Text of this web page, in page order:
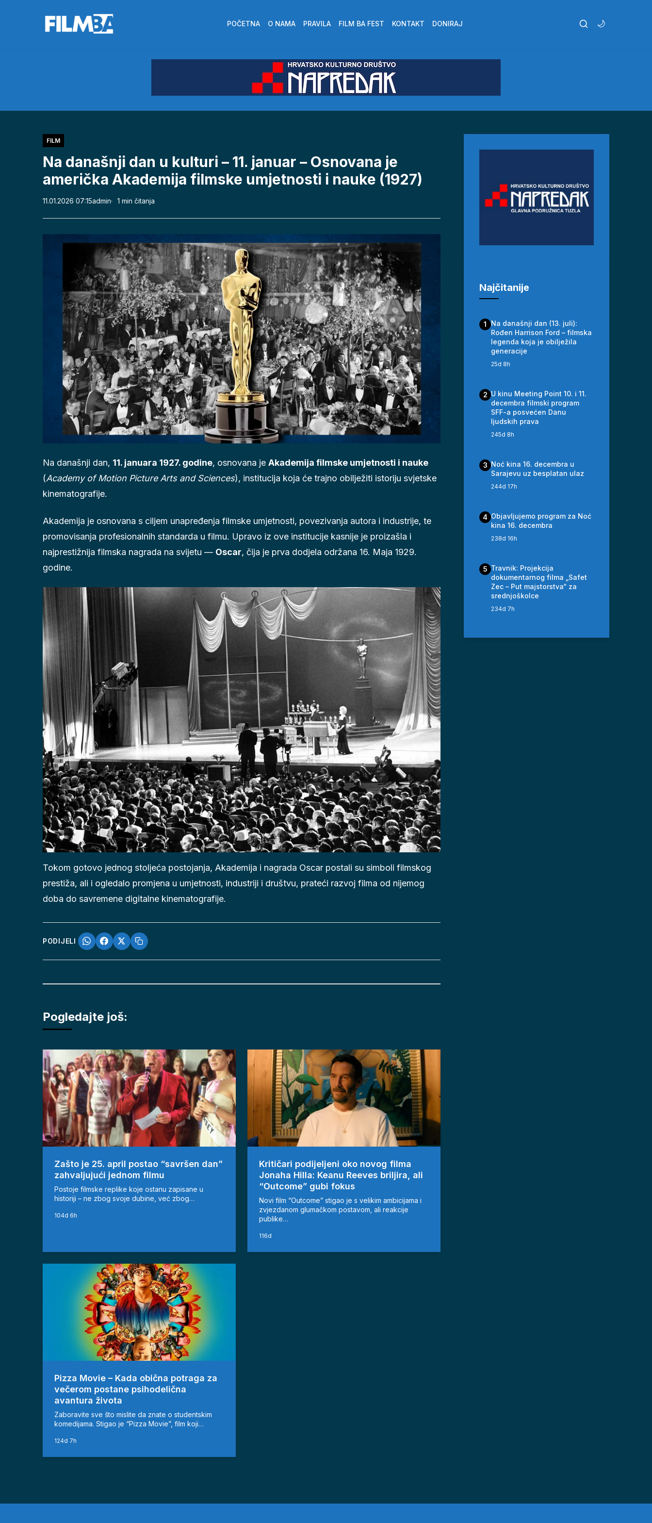
POČETNA O NAMA PRAVILA FILM BA FEST KONTAKT DONIRAJ 🌙
FILM
Na današnji dan u kulturi – 11. januar – Osnovana je
američka Akademija filmske umjetnosti i nauke (1927)
11.01.2026 07:15admin 1 min čitanja
Na današnji dan, 11. januara 1927. godine, osnovana je Akademija filmske umjetnosti i nauke
(Academy of Motion Picture Arts and Sciences), institucija koja će trajno obilježiti istoriju svjetske
kinematografije.
Akademija je osnovana s ciljem unapređenja filmske umjetnosti, povezivanja autora i industrije, te
promovisanja profesionalnih standarda u filmu. Upravo iz ove institucije kasnije je proizašla i
najprestižnija filmska nagrada na svijetu — Oscar, čija je prva dodjela održana 16. Maja 1929.
godine.
Tokom gotovo jednog stoljeća postojanja, Akademija i nagrada Oscar postali su simboli filmskog
prestiža, ali i ogledalo promjena u umjetnosti, industriji i društvu, prateći razvoj filma od nijemog
doba do savremene digitalne kinematografije.
PODIJELI
Pogledajte još:
Zašto je 25. april postao “savršen dan”
zahvaljujući jednom filmu
Postoje filmske replike koje ostanu zapisane u
historiji – ne zbog svoje dubine, već zbog…
104d 6h
Kritičari podijeljeni oko novog filma
Jonaha Hilla: Keanu Reeves briljira, ali
“Outcome” gubi fokus
Novi film “Outcome” stigao je s velikim ambicijama i
zvjezdanom glumačkom postavom, ali reakcije
publike…
116d
Pizza Movie – Kada obična potraga za
večerom postane psihodelična
avantura života
Zaboravite sve što mislite da znate o studentskim
komedijama. Stigao je “Pizza Movie”, film koji…
124d 7h
Najčitanije
1
Na današnji dan (13. juli):
Rođen Harrison Ford – filmska
legenda koja je obilježila
generacije
25d 8h
2 U kinu Meeting Point 10. i 11.
decembra filmski program
SFF-a posvećen Danu
ljudskih prava
245d 8h
3 Noć kina 16. decembra u
Sarajevu uz besplatan ulaz
244d 17h
4 Objavljujemo program za Noć
kina 16. decembra
238d 16h
5 Travnik: Projekcija
dokumentarnog filma „Safet
Zec – Put majstorstva“ za
srednjoškolce
234d 7h